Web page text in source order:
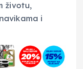
životu,
i